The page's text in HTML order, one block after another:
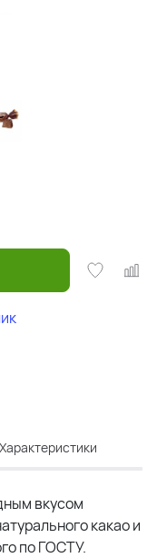
Характеристики
вкусом
какао и
по ГОСТУ.